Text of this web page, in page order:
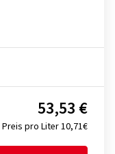
Preis pro Liter 10,71€
53,53 €